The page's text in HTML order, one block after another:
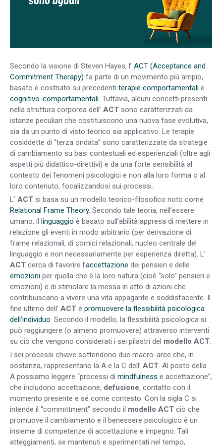
Secondo la visione di Steven Hayes, l’ ACT (Acceptance and
Commitment Therapy) fa parte di un movimento più ampio,
basato e costruito su precedenti terapie comportamentali e
cognitivo-comportamentali. Tuttavia, alcuni concetti presenti
nella struttura corporea dell’ ACT sono caratterizzati da
istanze peculiari che costituiscono una nuova fase evolutiva,
sia da un punto di visto teorico sia applicativo. Le terapie
cosiddette di “terza ondata” sono caratterizzate da strategie
di cambiamento su basi contestuali ed esperienziali (oltre agli
aspetti più didattico-direttivi) e da una forte sensibilità al
contesto dei fenomeni psicologici e non alla loro forma o al
loro contenuto, focalizzandosi sui processi.
L’ ACT si basa su un modello teorico-filosofico noto come
Relational Frame Theory. Secondo tale teoria, nell’essere
umano, il linguaggio è basato sull’abilità appresa di mettere in
relazione gli eventi in modo arbitrario (per derivazione di
frame relazionali, di cornici relazionali, nucleo centrale del
linguaggio e non necessariamente per esperienza diretta). L’
ACT cerca di favorire l’accettazione dei pensieri e delle
emozioni per quella che è la loro natura (cioè “solo” pensieri e
emozioni) e di stimolare la messa in atto di azioni che
contribuiscano a vivere una vita appagante e soddisfacente. Il
fine ultimo dell’ ACT è promuovere la flessibilità psicologica
dell’individuo. Secondo il modello, la flessibilità psicologica si
può raggiungere (o almeno promuovere) attraverso interventi
su ciò che vengono considerati i sei pilastri del modello ACT.
I sei processi chiave sottendono due macro-aree che, in
sostanza, rappresentano la A e la C dell’ ACT. Al posto della
A possiamo leggere “processi di mindfulness e accettazione”,
che includono accettazione, defusione, contatto con il
momento presente e sé come contesto. Con la sigla C si
intende il “committment” secondo il modello ACT ciò che
promuove il cambiamento e il benessere psicologico è un
insieme di competenze di accettazione e impegno. Tali
atteggiamenti, se mantenuti e sperimentati nel tempo,